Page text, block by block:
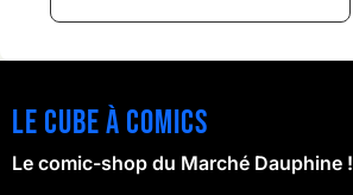
Le cube à comics
Le comic-shop du Marché Dauphine !